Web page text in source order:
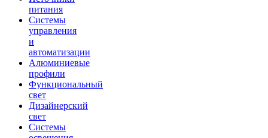
питания
Системы
управления
и
автоматизации
Алюминиевые
профили
Функциональный
свет
Дизайнерский
свет
Системы